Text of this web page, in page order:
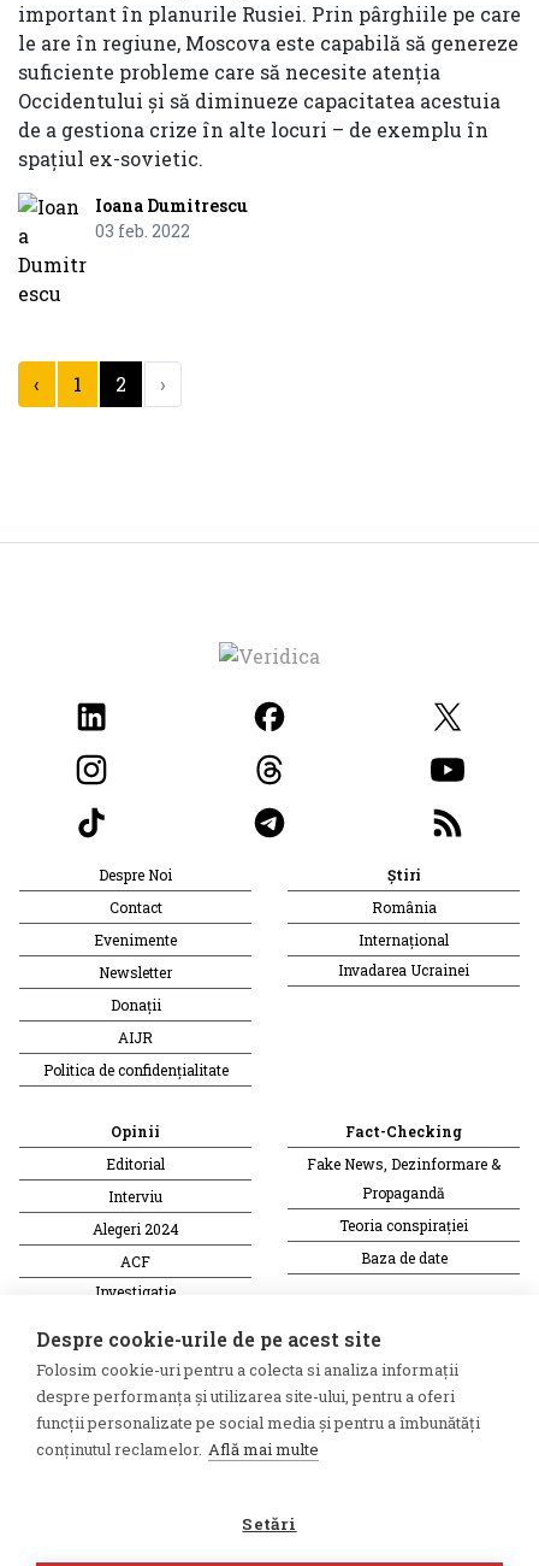
important în planurile Rusiei. Prin pârghiile pe care
le are în regiune, Moscova este capabilă să genereze
suficiente probleme care să necesite atenția
Occidentului și să diminueze capacitatea acestuia
de a gestiona crize în alte locuri – de exemplu în
spațiul ex-sovietic.
Ioana Dumitrescu
03 feb. 2022
‹ 1 2 ›
Despre Noi
Contact
Evenimente
Newsletter
Donații
AIJR
Politica de confidențialitate
Știri
România
Internațional
Invadarea Ucrainei
Opinii
Editorial
Interviu
Alegeri 2024
ACF
Investigatie
Fact-Checking
Fake News, Dezinformare &
Propagandă
Teoria conspirației
Baza de date
Monitor media
Revista presei fake
Presa rusă independentă
Multimedia
Podcast
Despre cookie-urile de pe acest site
Folosim cookie-uri pentru a colecta si analiza informații
despre performanța și utilizarea site-ului, pentru a oferi
funcții personalizate pe social media și pentru a îmbunătăți
conținutul reclamelor. Află mai multe
Setări